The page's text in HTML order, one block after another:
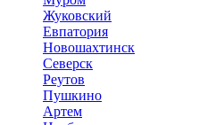
Жуковский
Евпатория
Новошахтинск
Северск
Реутов
Пушкино
Артем